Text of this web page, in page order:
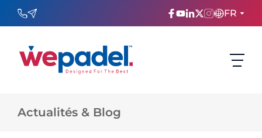
FR
ENGLISH
Actualités & Blog